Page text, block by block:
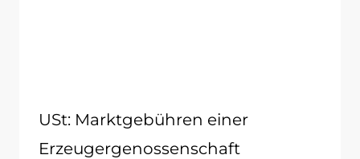
USt: Marktgebühren einer
Erzeugergenossenschaft